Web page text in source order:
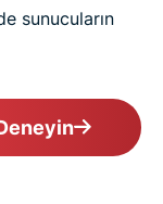
sunucuların